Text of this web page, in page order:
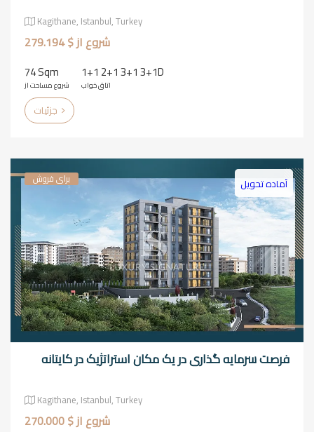
Kagithane, Istanbul, Turkey
شروع از $ 279.194
74 Sqm
شروع مساحت از
1+1 2+1 3+1 3+1D
اتاق خواب
برای فروش آماده تحویل
فرصت سرمایه گذاری در یک مکان استراتژیک در کایتانه
Kagithane, Istanbul, Turkey
شروع از $ 270.000